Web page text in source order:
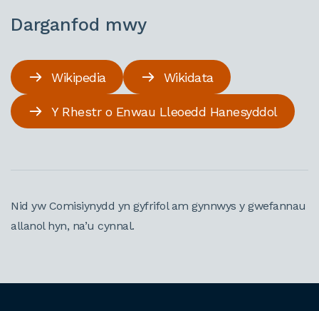
Darganfod mwy
Wikipedia Wikidata
Y Rhestr o Enwau Lleoedd Hanesyddol
Nid yw Comisiynydd yn gyfrifol am gynnwys y gwefannau
allanol hyn, na’u cynnal.